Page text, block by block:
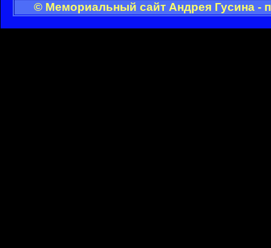
© Мемориальный сайт Андрея Гусина -